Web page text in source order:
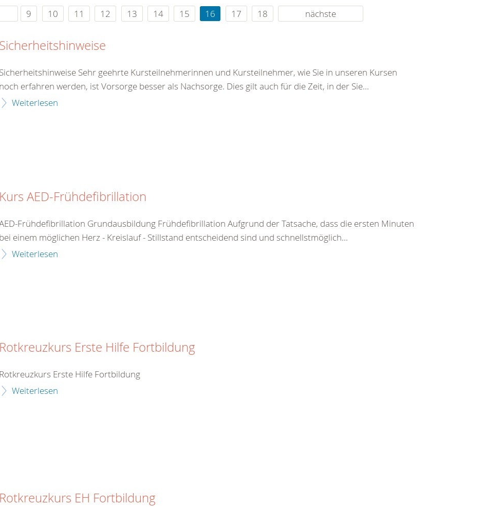
um die Uhr
9 10 11 12 13 14 15 16 17 18 nächste
Sicherheitshinweise
Sicherheitshinweise Sehr geehrte Kursteilnehmerinnen und Kursteilnehmer, wie Sie in unseren Kursen
noch erfahren werden, ist Vorsorge besser als Nachsorge. Dies gilt auch für die Zeit, in der Sie...
Weiterlesen
Kurs AED-Frühdefibrillation
Frühdefibrillation Grundausbildung Frühdefibrillation Aufgrund der Tatsache, dass die ersten Minuten
bei einem möglichen Herz - Kreislauf - Stillstand entscheidend sind und schnellstmöglich...
Weiterlesen
Rotkreuzkurs Erste Hilfe Fortbildung
Rotkreuzkurs Erste Hilfe Fortbildung
Weiterlesen
Rotkreuzkurs EH Fortbildung